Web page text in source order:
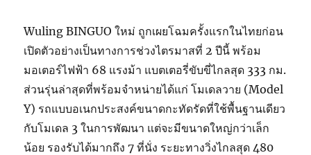
Wuling BINGUO ใหม่ ถูกเผยโฉมครั้งแรกในไทยก่อน
เปิดตัวอย่างเป็นทางการช่วงไตรมาสที่ 2 ปีนี้ พร้อม
มอเตอร์ไฟฟ้า 68 แรงม้า แบตเตอรี่ขับขี่ไกลสุด 333 กม.
ส่วนรุ่นล่าสุดที่พร้อมจำหน่ายได้แก่ โมเดลวาย (Model
Y) รถแบบอเนกประสงค์ขนาดกะทัดรัดที่ใช้พื้นฐานเดียว
กับโมเดล 3 ในการพัฒนา แต่จะมีขนาดใหญ่กว่าเล็ก
น้อย รองรับได้มากถึง 7 ที่นั่ง ระยะทางวิ่งไกลสุด 480